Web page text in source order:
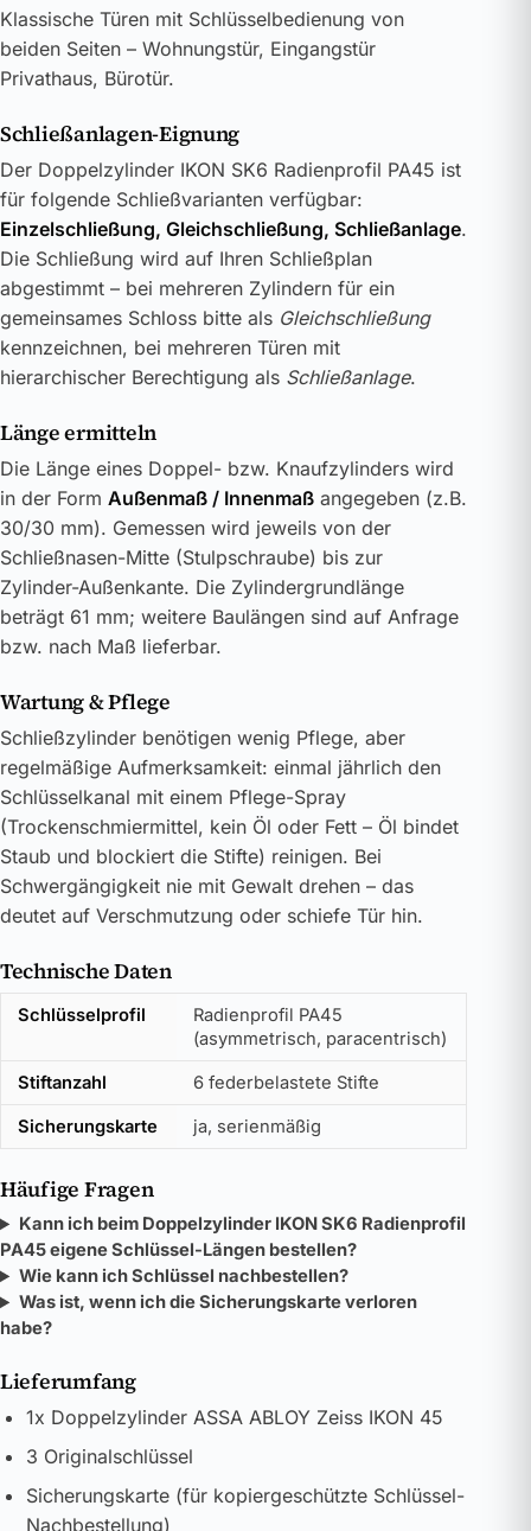
Klassische Türen mit Schlüsselbedienung von
beiden Seiten – Wohnungstür, Eingangstür
Privathaus, Bürotür.
Schließanlagen-Eignung
Der Doppelzylinder IKON SK6 Radienprofil PA45 ist
für folgende Schließvarianten verfügbar:
Einzelschließung, Gleichschließung, Schließanlage.
Die Schließung wird auf Ihren Schließplan
abgestimmt – bei mehreren Zylindern für ein
gemeinsames Schloss bitte als Gleichschließung
kennzeichnen, bei mehreren Türen mit
hierarchischer Berechtigung als Schließanlage.
Länge ermitteln
Die Länge eines Doppel- bzw. Knaufzylinders wird
in der Form Außenmaß / Innenmaß angegeben (z.B.
30/30 mm). Gemessen wird jeweils von der
Schließnasen-Mitte (Stulpschraube) bis zur
Zylinder-Außenkante. Die Zylindergrundlänge
beträgt 61 mm; weitere Baulängen sind auf Anfrage
bzw. nach Maß lieferbar.
Wartung & Pflege
Schließzylinder benötigen wenig Pflege, aber
regelmäßige Aufmerksamkeit: einmal jährlich den
Schlüsselkanal mit einem Pflege-Spray
(Trockenschmiermittel, kein Öl oder Fett – Öl bindet
Staub und blockiert die Stifte) reinigen. Bei
Schwergängigkeit nie mit Gewalt drehen – das
deutet auf Verschmutzung oder schiefe Tür hin.
Technische Daten
Schlüsselprofil
Radienprofil PA45
(asymmetrisch, paracentrisch)
Stiftanzahl 6 federbelastete Stifte
Sicherungskarte ja, serienmäßig
Häufige Fragen
Kann ich beim Doppelzylinder IKON SK6 Radienprofil
PA45 eigene Schlüssel-Längen bestellen?
Wie kann ich Schlüssel nachbestellen?
Was ist, wenn ich die Sicherungskarte verloren
habe?
Lieferumfang
1x Doppelzylinder ASSA ABLOY Zeiss IKON 45
3 Originalschlüssel
Sicherungskarte (für kopiergeschützte Schlüssel-
Nachbestellung)